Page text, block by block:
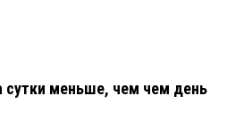
сутки меньше, чем чем день